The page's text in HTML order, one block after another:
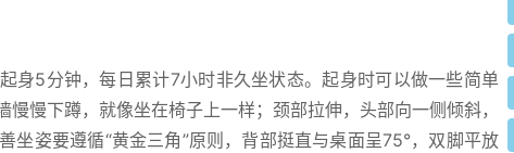
身5分钟，每日累计7小时非久坐状态。起身时可以做一些简单
慢下蹲，就像坐在椅子上一样；颈部拉伸，头部向一侧倾斜，
坐姿要遵循“黄金三角”原则，背部挺直与桌面呈75°，双脚平放